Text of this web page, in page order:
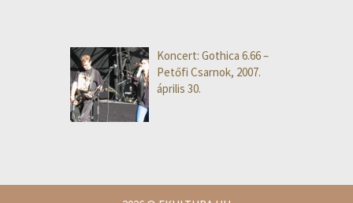
Koncert: Gothica 6.66 –
Petőfi Csarnok, 2007.
április 30.